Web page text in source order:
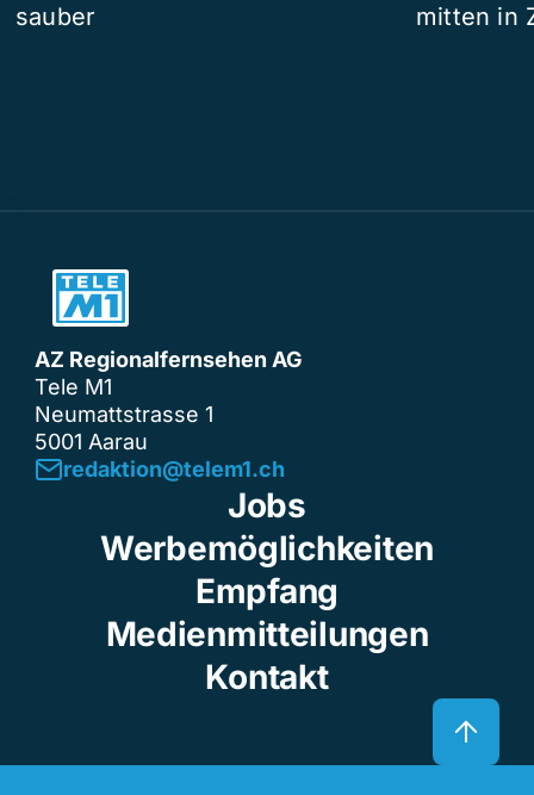
sauber
mitten in
AZ Regionalfernsehen AG
Tele M1
Neumattstrasse 1
5001 Aarau
redaktion@telem1.ch
Jobs
Werbemöglichkeiten
Empfang
Medienmitteilungen
Kontakt